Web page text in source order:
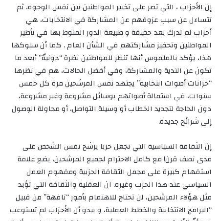
إن الأحزاب ، التي تصر على تخيير المواطنين بين نفس الوجوه، ثم
تتساءل عن سبب عزوفهم عن المشاركة في الانتخابات، هي
أحزاب لم تدرك بعد حقيقة و طبيعة الدور المنوط بها في تأطير
المواطنين وتحفيز مشاركتهم في الشأن العام . كما أن سلوكها
هذا، يؤكد بالملموس أنها تنظر للمواطنين نظرة “دونيةّ” أبعد ما
تكون عن الندية والمشاركة، وفي أفضل الحالات، هم في نظرها
“خزانات أصوات انتخابية” يجتهد نفس المرشحين مرة كل خمس
سنوات، في استمالة أصواتهم بوسائل مشروعة وغير مشروعة،
دون الحاجة لتجديد الخطاب أو وسيلة التواصل، أو محاولة الوصول
إلى شرائح جديدة.
إن الثقافة السياسية التي تجعل حزبا يرشح نفس الشخص على
مدى نصف قرن! مع كامل الاحترام لجميع المرشحين، يضع علامة
استفهام كبيرة على مجمل الثقافة الحزبية ومفهوم العمل
السياسي عند هذا الحزب وغيره. ان العقلية والثقافة التي تؤبد
مثل هؤلاء المرشحين، لن تحتاج للاهتمام بأمور “تافهة” من قبيل
“البرامج الانتخابية والخطط العملية، و يبدو أن الأحزاب لم تستوعب